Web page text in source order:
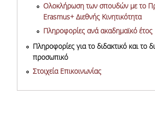
Ολοκλήρωση των σπουδών με το
Erasmus+ Διεθνής Κινητικότητα
Πληροφορίες ανά ακαδημαϊκό έτος
Πληροφορίες για το διδακτικό και το
προσωπικό
Στοιχεία Επικοινωνίας